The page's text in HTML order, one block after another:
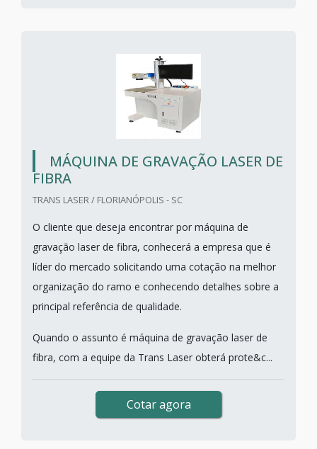
MÁQUINA DE GRAVAÇÃO LASER DE
FIBRA
TRANS LASER / FLORIANÓPOLIS - SC
O cliente que deseja encontrar por máquina de
gravação laser de fibra, conhecerá a empresa que é
líder do mercado solicitando uma cotação na melhor
organização do ramo e conhecendo detalhes sobre a
principal referência de qualidade.
Quando o assunto é máquina de gravação laser de
fibra, com a equipe da Trans Laser obterá prote&c...
Cotar agora